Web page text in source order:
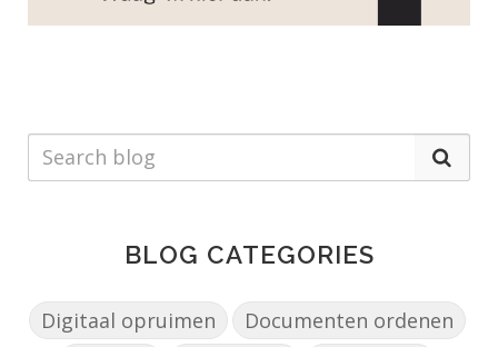
BLOG CATEGORIES
Digitaal opruimen
Documenten ordenen